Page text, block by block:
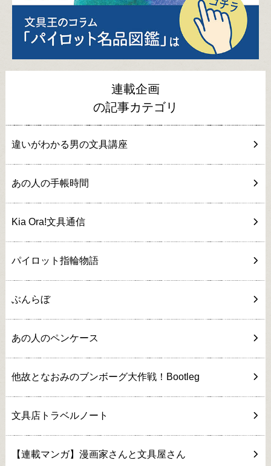
連載企画
の記事カテゴリ
違いがわかる男の文具講座
あの人の手帳時間
Kia Ora!文具通信
パイロット指輪物語
ぶんらぼ
あの人のペンケース
他故となおみのブンボーグ大作戦！Bootleg
文具店トラベルノート
【連載マンガ】漫画家さんと文具屋さん